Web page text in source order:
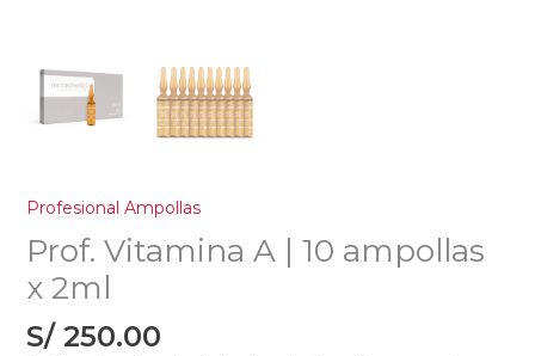
Profesional Ampollas
Prof. Vitamina A | 10 ampollas
x 2ml
S/250.00